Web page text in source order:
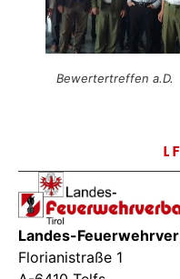
Bewertertreffen a.D.
Landes-
Florianistraße 1